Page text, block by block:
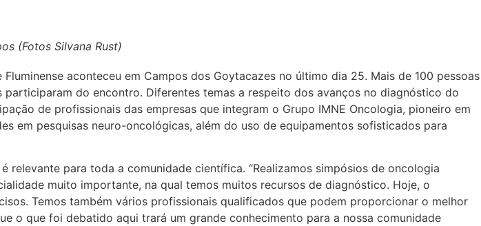
(Fotos Silvana Rust)
aconteceu em Campos dos Goytacazes no último dia 25. Mais de 100 pessoas
participaram do encontro. Diferentes temas a respeito dos avanços no diagnóstico do
de profissionais das empresas que integram o Grupo IMNE Oncologia, pioneiro em
em pesquisas neuro-oncológicas, além do uso de equipamentos sofisticados para
para toda a comunidade científica. “Realizamos simpósios de oncologia
muito importante, na qual temos muitos recursos de diagnóstico. Hoje, o
Temos também vários profissionais qualificados que podem proporcionar o melhor
o que foi debatido aqui trará um grande conhecimento para a nossa comunidade